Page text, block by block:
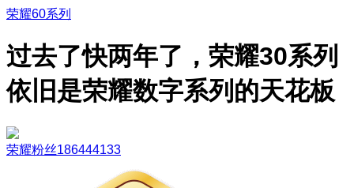
荣耀60系列
过去了快两年了，荣耀30系列
依旧是荣耀数字系列的天花板
荣耀粉丝186444133